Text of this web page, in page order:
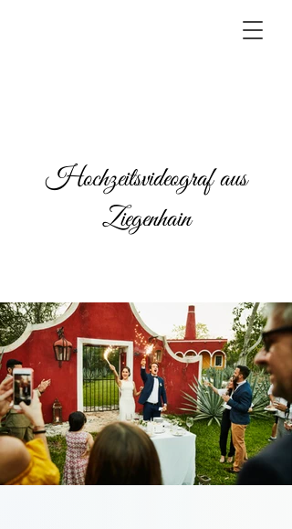
Hochzeitsvideograf aus
Ziegenhain